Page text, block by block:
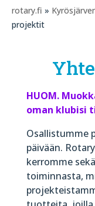
rotary.fi »
projektit
HUOM.
oman klubisi
Osallistumme
päivään.
kerromme
toiminnasta,